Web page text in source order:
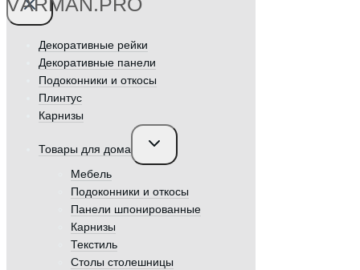
Декоративные рейки
Декоративные панели
Подоконники и откосы
Плинтус
Карнизы
Товары для дома
Переключить
дочернее
Мебель
Подоконники и откосы
Панели шпонированные
Карнизы
Текстиль
Столы столешницы